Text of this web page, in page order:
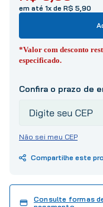
em até 1x de R$ 5,90
*Valor com desconto
especificado.
Não sei meu CEP
Consulte formas